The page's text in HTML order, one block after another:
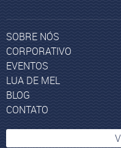
SOBRE NÓS
CORPORATIVO
EVENTOS
LUA DE MEL
BLOG
CONTATO